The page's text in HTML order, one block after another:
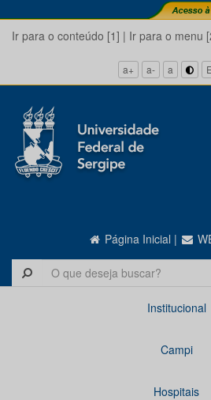
Ir para o conteúdo [1] | Ir para o menu
a+ a- a
Página Inicial |
Institucional
Campi
Hospitais